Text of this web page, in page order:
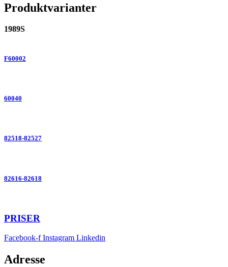
Produktvarianter
1989S
F60002
60040
82518-82527
82616-82618
PRISER
Facebook-f Instagram Linkedin
Adresse